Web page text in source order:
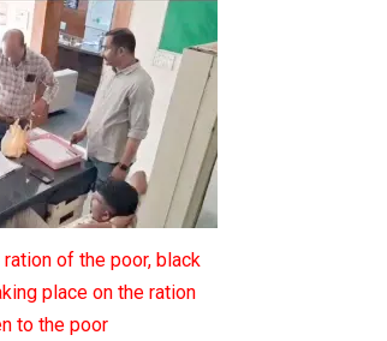
of the poor, black
place on the ration
to the poor